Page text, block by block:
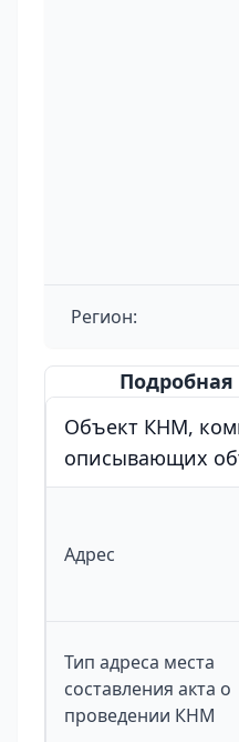
Регион:
Объект КНМ,
описывающих
Адрес
Тип адреса места
составления акта о
проведении КНМ